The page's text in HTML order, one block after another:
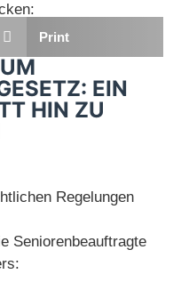
EIN
HIN ZU
Regelungen
Seniorenbeauftragte
Print